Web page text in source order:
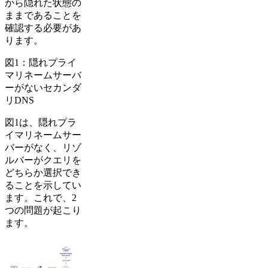
から隠れた状態の
ままであることを
確認する必要があ
ります。
図1：隠れプライ
マリネームサーバ
ーがないセカンダ
リDNS
図1は、隠れプラ
イマリネームサー
バーがなく、リゾ
ルバーがクエリを
どちらか選択でき
ることを示してい
ます。これで、2
つの問題が起こり
ます。